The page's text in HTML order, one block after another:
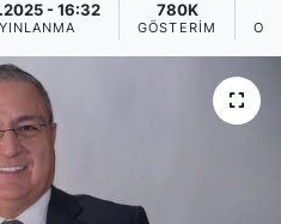
- 16:32 780K
GÖSTERIM